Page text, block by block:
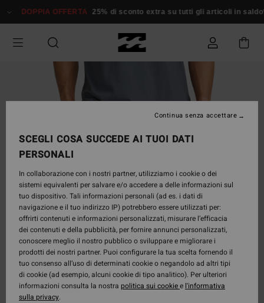
alle
prodotto
DOPPIA OFFERTA 25% di sconto extra su tutti gli articoli in saldo*
SCEGLI COSA SUCCEDE AI TUOI DATI
PERSONALI
In collaborazione con i nostri partner, utilizziamo i cookie o dei
sistemi equivalenti per salvare e/o accedere a delle informazioni sul
tuo dispositivo. Tali informazioni personali (ad es. i dati di
navigazione e il tuo indirizzo IP) potrebbero essere utilizzati per:
offrirti contenuti e informazioni personalizzati, misurare l’efficacia
dei contenuti e della pubblicità, per fornire annunci personalizzati,
conoscere meglio il nostro pubblico o sviluppare e migliorare i
prodotti dei nostri partner. Puoi configurare la tua scelta fornendo il
tuo consenso all’uso di determinati cookie o negandolo ad altri tipi
di cookie (ad esempio, alcuni cookie di tipo analitico). Per ulteriori
informazioni consulta la nostra politica sui cookiee l'informativa
sulla privacy.
Continua senza accettare